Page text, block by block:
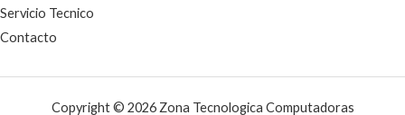
Servicio Tecnico
Contacto
Copyright © 2026 Zona Tecnologica Computadoras